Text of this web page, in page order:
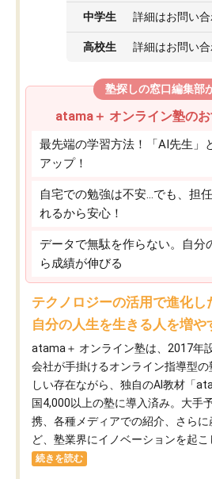
中学生 詳細はお問い
高校生 詳細はお問い
塾探しの窓口編集部
atama＋ オンライン塾の
最先端の学習方法！「AI先生」
アップ！
自宅での勉強は不安…でも、担
れるから安心！
データで無駄を作らない。自分
ら成績が伸びる
テクノロジーの活用で進化し
自分の人生を生きる人を増や
atama＋ オンライン塾は、2017年
会社が手掛けるオンライン指導型
しい存在ながら、独自のAI教材「
国4,000以上の塾に導入済み。大手
携、各種メディアでの紹介、さら
ど、塾業界にイノベーションを起こ
続きを読む